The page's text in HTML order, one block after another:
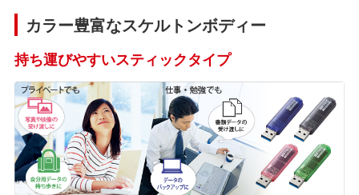
カラー豊富なスケルトンボディー
持ち運びやすいスティックタイプ